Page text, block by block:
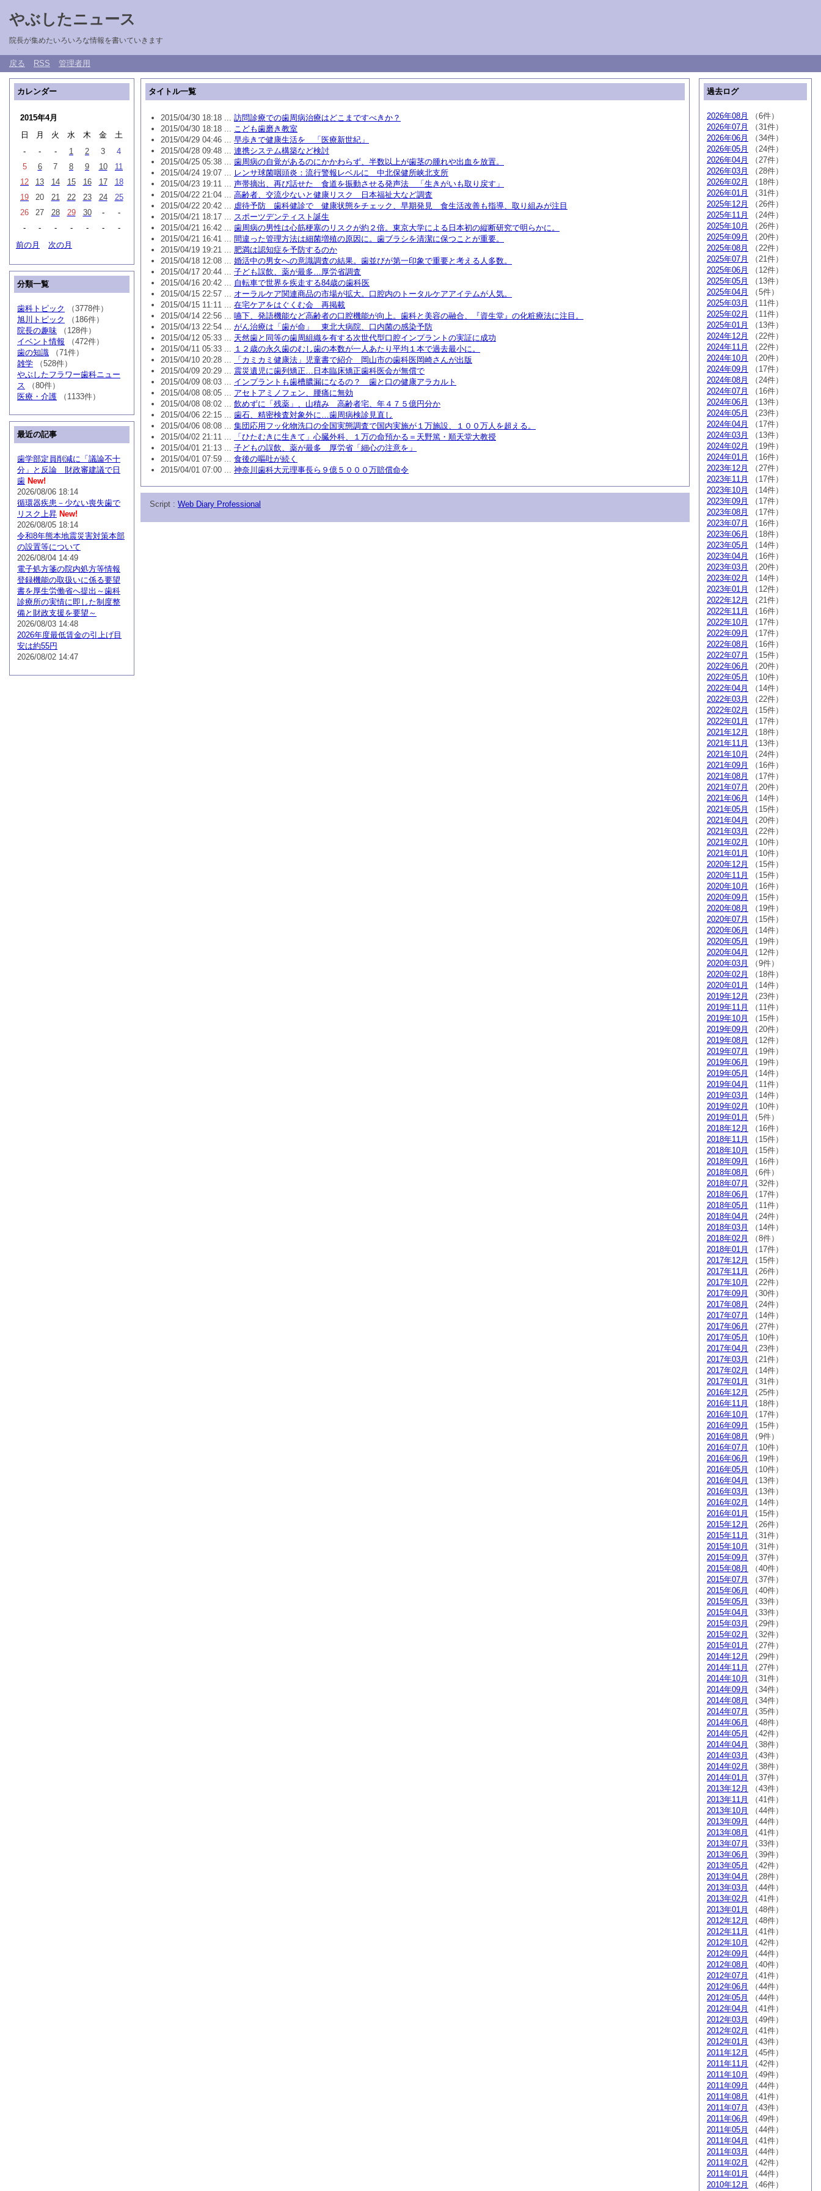
やぶしたニュース
院長が集めたいろいろな情報を書いていきます
戻る RSS 管理者用
タイトル一覧
2015/04/30 18:18 ... 訪問診療での歯周病治療はどこまですべきか？
2015/04/30 18:18 ... こども歯磨き教室
2015/04/29 04:46 ... 早歩きで健康生活を 「医療新世紀」
2015/04/28 09:48 ... 連携システム構築など検討
2015/04/25 05:38 ... 歯周病の自覚があるのにかかわらず、半数以上が歯茎の腫れや出血を放置。
2015/04/24 19:07 ... レンサ球菌咽頭炎：流行警報レベルに 中北保健所峡北支所
2015/04/23 19:11 ... 声帯摘出、再び話せた 食道を振動させる発声法 「生きがいも取り戻す」
2015/04/22 21:04 ... 高齢者、交流少ないと健康リスク 日本福祉大など調査
2015/04/22 20:42 ... 虐待予防 歯科健診で 健康状態をチェック、早期発見 食生活改善も指導、取り組みが注目
2015/04/21 18:17 ... スポーツデンティスト誕生
2015/04/21 16:42 ... 歯周病の男性は心筋梗塞のリスクが約２倍。東京大学による日本初の縦断研究で明らかに。
2015/04/21 16:41 ... 間違った管理方法は細菌増殖の原因に。歯ブラシを清潔に保つことが重要。
2015/04/19 19:21 ... 肥満は認知症を予防するのか
2015/04/18 12:08 ... 婚活中の男女への意識調査の結果。歯並びが第一印象で重要と考える人多数。
2015/04/17 20:44 ... 子ども誤飲、薬が最多…厚労省調査
2015/04/16 20:42 ... 自転車で世界を疾走する84歳の歯科医
2015/04/15 22:57 ... オーラルケア関連商品の市場が拡大。口腔内のトータルケアアイテムが人気。
2015/04/15 11:11 ... 在宅ケアをはぐくむ会 再掲載
2015/04/14 22:56 ... 嚥下、発語機能など高齢者の口腔機能が向上。歯科と美容の融合、『資生堂』の化粧療法に注目。
2015/04/13 22:54 ... がん治療は「歯が命」 東北大病院、口内菌の感染予防
2015/04/12 05:33 ... 天然歯と同等の歯周組織を有する次世代型口腔インプラントの実証に成功
2015/04/11 05:33 ... １２歳の永久歯のむし歯の本数が一人あたり平均１本で過去最小に。
2015/04/10 20:28 ...
「カミカミ健康法」児童書で紹介 岡山市の歯科医岡崎さんが出版
2015/04/09 20:29 ... 震災遺児に歯列矯正…日本臨床矯正歯科医会が無償で
2015/04/09 08:03 ... インプラントも歯槽膿漏になるの？ 歯と口の健康アラカルト
2015/04/08 08:05 ... アセトアミノフェン、腰痛に無効
2015/04/08 08:02 ... 飲めずに「残薬」、山積み 高齢者宅、年４７５億円分か
2015/04/06 22:15 ... 歯石、精密検査対象外に…歯周病検診見直し
2015/04/06 08:08 ... 集団応用フッ化物洗口の全国実態調査で国内実施が１万施設、１００万人を超える。
2015/04/02 21:11 ...
「ひたむきに生きて」心臓外科、１万の命預かる＝天野篤・順天堂大教授
2015/04/01 21:13 ... 子どもの誤飲、薬が最多 厚労省「細心の注意を」
2015/04/01 07:59 ... 食後の嘔吐が続く
2015/04/01 07:00 ... 神奈川歯科大元理事長ら９億５０００万賠償命令
カレンダー
2015年4月
日
月 火 水 木 金
土
-
- - 1 2 3
4
5
6 7 8 9 10
11
12
13 14 15 16 17
18
19
20 21 22 23 24
25
26
27 28 29 30 -
-
-
- - - - -
-
前の月
次の月
分類一覧
歯科トピック
（3778件）
旭川トピック
（186件）
院長の趣味 （128件）
イベント情報 （472件）
歯の知識 （71件）
雑学 （528件）
やぶしたフラワー歯科ニュー
ス （80件）
医療・介護 （1133件）
最近の記事
歯学部定員削減に「議論不十
分」と反論 財政審建議で日
歯 New!
2026/08/06 18:14
循環器疾患－少ない喪失歯で
リスク上昇 New!
2026/08/05 18:14
令和8年熊本地震災害対策本部
の設置等について
2026/08/04 14:49
電子処方箋の院内処方等情報
登録機能の取扱いに係る要望
書を厚生労働省へ提出～歯科
診療所の実情に即した制度整
備と財政支援を要望～
2026/08/03 14:48
2026年度最低賃金の引上げ目
安は約55円
2026/08/02 14:47
過去ログ
2026年08月
（6件）
2026年07月
（31件）
2026年06月
（34件）
2026年05月
（24件）
2026年04月
（27件）
2026年03月
（28件）
2026年02月
（18件）
2026年01月
（31件）
2025年12月
（26件）
2025年11月
（24件）
2025年10月
（26件）
2025年09月
（20件）
2025年08月
（22件）
2025年07月
（21件）
2025年06月
（12件）
2025年05月
（13件）
2025年04月
（5件）
2025年03月
（11件）
2025年02月
（11件）
2025年01月
（13件）
2024年12月
（22件）
2024年11月
（22件）
2024年10月
（20件）
2024年09月
（17件）
2024年08月
（24件）
2024年07月
（16件）
2024年06月
（13件）
2024年05月
（23件）
2024年04月
（17件）
2024年03月
（13件）
2024年02月
（19件）
2024年01月
（16件）
2023年12月
（27件）
2023年11月
（17件）
2023年10月
（14件）
2023年09月
（17件）
2023年08月
（17件）
2023年07月
（16件）
2023年06月
（18件）
2023年05月
（14件）
2023年04月
（16件）
2023年03月
（20件）
2023年02月
（14件）
2023年01月
（12件）
2022年12月
（21件）
2022年11月
（16件）
2022年10月
（17件）
2022年09月
（17件）
2022年08月
（16件）
2022年07月
（15件）
2022年06月
（20件）
2022年05月
（10件）
2022年04月
（14件）
2022年03月
（22件）
2022年02月
（15件）
2022年01月
（17件）
2021年12月
（18件）
2021年11月
（13件）
2021年10月
（24件）
2021年09月
（16件）
2021年08月
（17件）
2021年07月
（20件）
2021年06月
（14件）
2021年05月
（15件）
2021年04月
（20件）
2021年03月
（22件）
2021年02月
（10件）
2021年01月
（10件）
2020年12月
（15件）
2020年11月
（15件）
2020年10月
（16件）
2020年09月
（15件）
2020年08月
（19件）
2020年07月
（15件）
2020年06月
（14件）
2020年05月
（19件）
2020年04月
（12件）
2020年03月
（9件）
2020年02月
（18件）
2020年01月
（14件）
2019年12月
（23件）
2019年11月
（11件）
2019年10月
（15件）
2019年09月
（20件）
2019年08月
（12件）
2019年07月
（19件）
2019年06月
（19件）
2019年05月
（14件）
2019年04月
（11件）
2019年03月
（14件）
2019年02月
（10件）
2019年01月
（5件）
2018年12月
（16件）
2018年11月
（15件）
2018年10月
（15件）
2018年09月
（16件）
2018年08月
（6件）
2018年07月
（32件）
2018年06月
（17件）
2018年05月
（11件）
2018年04月
（24件）
2018年03月
（14件）
2018年02月
（8件）
2018年01月
（17件）
2017年12月
（15件）
2017年11月
（26件）
2017年10月
（22件）
2017年09月
（30件）
2017年08月
（24件）
2017年07月
（14件）
2017年06月
（27件）
2017年05月
（10件）
2017年04月
（23件）
2017年03月
（21件）
2017年02月
（14件）
2017年01月
（31件）
2016年12月
（25件）
2016年11月
（18件）
2016年10月
（17件）
2016年09月
（15件）
2016年08月
（9件）
2016年07月
（10件）
2016年06月
（19件）
2016年05月
（10件）
2016年04月
（13件）
2016年03月
（13件）
2016年02月
（14件）
2016年01月
（15件）
2015年12月
（26件）
2015年11月
（31件）
2015年10月
（31件）
2015年09月
（37件）
2015年08月
（40件）
2015年07月
（37件）
2015年06月
（40件）
2015年05月
（33件）
2015年04月
（33件）
2015年03月
（29件）
2015年02月
（32件）
2015年01月
（27件）
2014年12月
（29件）
2014年11月
（27件）
2014年10月
（31件）
2014年09月
（34件）
2014年08月
（34件）
2014年07月
（35件）
2014年06月
（48件）
2014年05月
（42件）
2014年04月
（38件）
2014年03月
（43件）
2014年02月
（38件）
2014年01月
（37件）
2013年12月
（43件）
2013年11月
（41件）
2013年10月
（44件）
2013年09月
（44件）
2013年08月
（41件）
2013年07月
（33件）
2013年06月
（39件）
2013年05月
（42件）
2013年04月
（28件）
2013年03月
（44件）
2013年02月
（41件）
2013年01月
（48件）
2012年12月
（48件）
2012年11月
（41件）
2012年10月
（42件）
2012年09月
（44件）
2012年08月
（40件）
2012年07月
（41件）
2012年06月
（44件）
2012年05月
（44件）
2012年04月
（41件）
2012年03月
（49件）
2012年02月
（41件）
2012年01月
（43件）
2011年12月
（45件）
2011年11月
（42件）
2011年10月
（49件）
2011年09月
（44件）
2011年08月
（41件）
2011年07月
（43件）
2011年06月
（49件）
2011年05月
（44件）
2011年04月
（41件）
2011年03月
（44件）
2011年02月
（42件）
2011年01月
（44件）
2010年12月
（46件）
Script : Web Diary Professional